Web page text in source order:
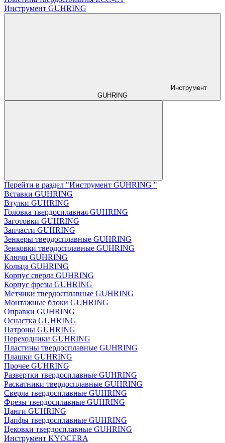
Инструмент GUHRING
Инструмент
GUHRING
Перейти в раздел "Инструмент GUHRING "
Вставки GUHRING
Втулки GUHRING
Головка твердосплавная GUHRING
Заготовки GUHRING
Запчасти GUHRING
Зенкеры твердосплавные GUHRING
Зенковки твердосплавные GUHRING
Ключи GUHRING
Кольца GUHRING
Корпус сверла GUHRING
Корпус фрезы GUHRING
Метчики твердосплавные GUHRING
Монтажные блоки GUHRING
Оправки GUHRING
Оснастка GUHRING
Патроны GUHRING
Переходники GUHRING
Пластины твердосплавные GUHRING
Плашки GUHRING
Прочее GUHRING
Развертки твердосплавные GUHRING
Раскатники твердосплавные GUHRING
Сверла твердосплавные GUHRING
Фрезы твердосплавные GUHRING
Цанги GUHRING
Цапфы твердосплавные GUHRING
Цековки твердосплавные GUHRING
Инструмент KYOCERA